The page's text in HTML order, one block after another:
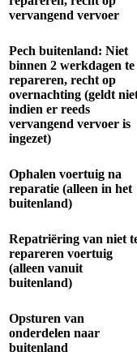
vervangend vervoer
Pech buitenland: Niet
binnen 2 werkdagen te
repareren, recht op
overnachting (geldt
indien er reeds
vervangend vervoer is
ingezet)
Ophalen voertuig na
reparatie (alleen in het
buitenland)
Repatriëring van niet
repareren voertuig
(alleen vanuit
buitenland)
Opsturen van
onderdelen naar
buitenland